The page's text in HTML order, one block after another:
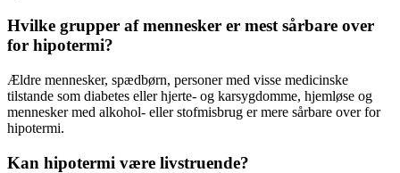
Hvilke grupper af mennesker er mest sårbare over
for hipotermi?
Ældre mennesker, spædbørn, personer med visse medicinske
tilstande som diabetes eller hjerte- og karsygdomme, hjemløse og
mennesker med alkohol- eller stofmisbrug er mere sårbare over for
hipotermi.
Kan hipotermi være livstruende?